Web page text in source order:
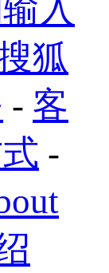
入
狐
- 客
-